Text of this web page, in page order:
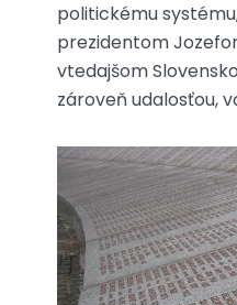
politickému
prezidentom
vtedajšom
zároveň udalosťou,